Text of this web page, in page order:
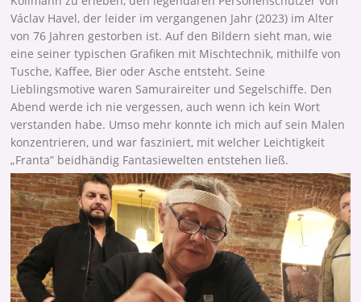
Václav Havel, der leider im vergangenen Jahr (2023) im Alter
von 76 Jahren gestorben ist. Auf den Bildern sieht man, wie
eine seiner typischen Grafiken mit Mischtechnik, mithilfe von
Tusche, Kaffee, Bier oder Asche entsteht. Seine
Lieblingsmotive waren Samuraireiter und Segelschiffe. Den
Abend werde ich nie vergessen, auch wenn ich kein Wort
verstanden habe. Umso mehr konnte ich mich auf sein Malen
konzentrieren, und war fasziniert, mit welcher Leichtigkeit
„Franta” beidhändig Fantasiewelten entstehen ließ.